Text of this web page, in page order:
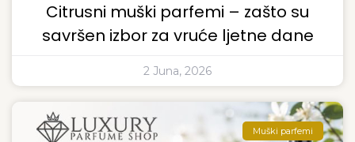
Citrusni muški parfemi – zašto su
savršen izbor za vruće ljetne dane
2 Juna, 2026
Muški parfemi